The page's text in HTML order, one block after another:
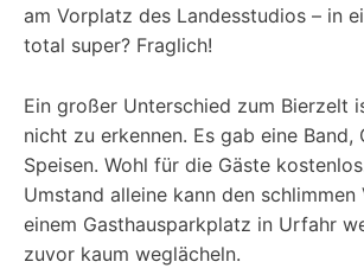
am Vorplatz des Landesstudios – in
total super? Fraglich!
Ein großer Unterschied zum Bierzelt
nicht zu erkennen. Es gab eine Band,
Speisen. Wohl für die Gäste
Umstand alleine kann den
einem Gasthausparkplatz in Urfahr
zuvor kaum weglächeln.